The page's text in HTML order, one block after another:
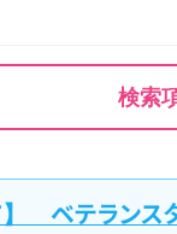
検索
】 ベテランス